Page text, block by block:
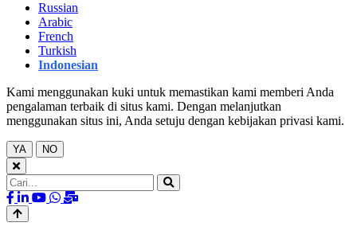
Russian
Arabic
French
Turkish
Indonesian
Kami menggunakan kuki untuk memastikan kami memberi Anda
pengalaman terbaik di situs kami. Dengan melanjutkan
menggunakan situs ini, Anda setuju dengan kebijakan privasi kami.
YA NO